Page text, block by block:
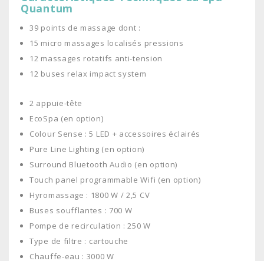
Quantum
39 points de massage dont :
15 micro massages localisés pressions
12 massages rotatifs anti-tension
12 buses relax impact system
2 appuie-tête
EcoSpa (en option)
Colour Sense : 5 LED + accessoires éclairés
Pure Line Lighting (en option)
Surround Bluetooth Audio (en option)
Touch panel programmable Wifi (en option)
Hyromassage : 1800 W / 2,5 CV
Buses soufflantes : 700 W
Pompe de recirculation : 250 W
Type de filtre : cartouche
Chauffe-eau : 3000 W